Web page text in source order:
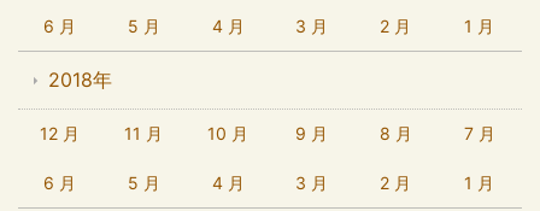
6 月 5 月 4 月 3 月 2 月 1 月
2018年
12 月 11 月 10 月 9 月 8 月 7 月
6 月 5 月 4 月 3 月 2 月 1 月